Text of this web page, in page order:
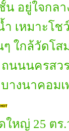
อยู่ใจกล
เหมาะโ
ใกล้วัดโส
ถนนนครสว
างนาคอม
หญ่ 25 ตร